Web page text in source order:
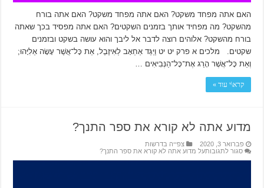
האם אתה מפחד משקט? האם אתה מפחד משקט? האם אתה בורח
מהשקט? מה מפחיד אותך בזמנים השקטים? האם אתה מפסיד בכך שאתה
בורח מהשקט? אלוהים רוצה לדבר אל ליבך והוא עושה בשקט ובזמנים
שקטים. מלכים א פרק יט יט וַיַּגֵּד אַחְאָב לְאִיזֶבֶל, אֵת כָּל־אֲשֶׁר עָשָׂה אֵלִיָּהוּ;
וְאֵת כָּל־אֲשֶׁר הָרַג אֶת־כָּל־הַנְּבִיאִים …
קרא\י עוד »
מדוע אתה לא קורא את ספר התנך?
פברואר 3, 2020
צפייה בדרשות
סגור לתגובותעל מדוע אתה לא קורא את ספר התנך?